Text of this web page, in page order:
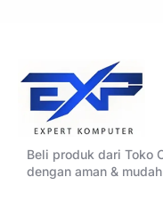
Beli produk dari Toko
dengan aman & mudah